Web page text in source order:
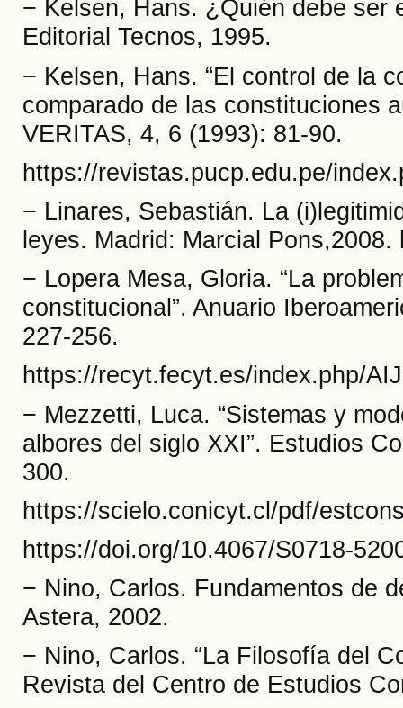
− Kelsen, Hans. ¿Quién debe ser
Editorial Tecnos, 1995.
− Kelsen, Hans. “El control de la
comparado de las constituciones
VERITAS, 4, 6 (1993): 81-90.
https://revistas.pucp.edu.pe/
− Linares, Sebastián. La
leyes. Madrid: Marcial
− Lopera Mesa, Gloria. “La
constitucional”. Anuario
227-256.
https://recyt.fecyt.es/index.php/
− Mezzetti, Luca. “Sistemas y
albores del siglo XXI”. Estudios
300.
https://scielo.conicyt.cl/pdf/
https://doi.org/10.4067/S0718-
− Nino, Carlos. Fundamentos de
Astera, 2002.
− Nino, Carlos. “La Filosofía del
Revista del Centro de Estudios